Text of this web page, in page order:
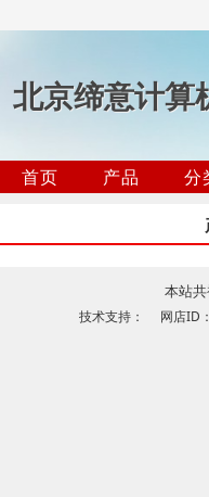
北京缔意计算
首页 产品 分
本站
技术支持： 网店ID